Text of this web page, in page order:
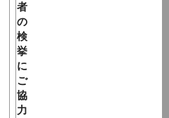
者
の
検
挙
に
ご
協
力